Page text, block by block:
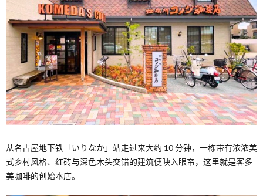
从名古屋地下铁「いりなか」站走过来大约 10 分钟，一栋带有浓浓美
式乡村风格、红砖与深色木头交错的建筑便映入眼帘，这里就是客多
美咖啡的创始本店。